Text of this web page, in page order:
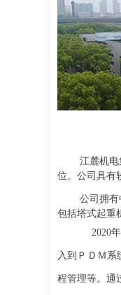
江麓机
位。公司具有
公司拥
包括塔式起重
2020
入到ＰＤＭ系
程管理等。通